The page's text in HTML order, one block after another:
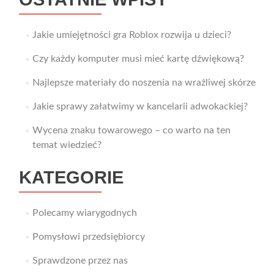
Jakie umiejętności gra Roblox rozwija u dzieci?
Czy każdy komputer musi mieć kartę dźwiękową?
Najlepsze materiały do noszenia na wrażliwej skórze
Jakie sprawy załatwimy w kancelarii adwokackiej?
Wycena znaku towarowego – co warto na ten
temat wiedzieć?
KATEGORIE
Polecamy wiarygodnych
Pomysłowi przedsiębiorcy
Sprawdzone przez nas